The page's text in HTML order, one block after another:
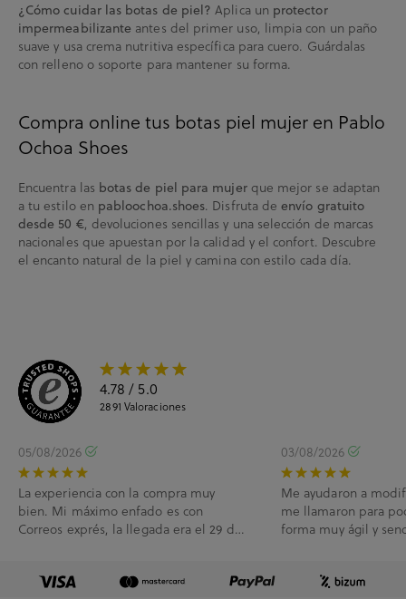
¿Cómo cuidar las botas de piel? Aplica un protector
impermeabilizante antes del primer uso, limpia con un paño
suave y usa crema nutritiva específica para cuero. Guárdalas
con relleno o soporte para mantener su forma.
Compra online tus botas piel mujer en Pablo
Ochoa Shoes
Encuentra las botas de piel para mujerque mejor se adaptan
a tu estilo en pabloochoa.shoes. Disfruta deenvío gratuito
desde 50 €, devoluciones sencillas y una selección de marcas
nacionales que apuestan por la calidad y el confort. Descubre
el encanto natural de la piel y camina con estilo cada día.
4.78 / 5.0
2891 Valoraciones
05/08/2026
La experiencia con la compra muy
bien. Mi máximo enfado es con
Correos exprés, la llegada era el 29 de
03/08/2026
Me ayudaron a
me llamaron para
forma muy ágil y